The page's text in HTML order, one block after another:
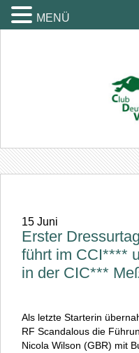
15 Juni
Erster
führt im CCI****
in der CIC***
Als letzte Starterin
RF Scandalous die
Nicola Wilson (GBR) mit
MENÜ